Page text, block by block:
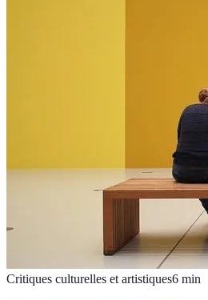
Critiques culturelles et artistiques6 min